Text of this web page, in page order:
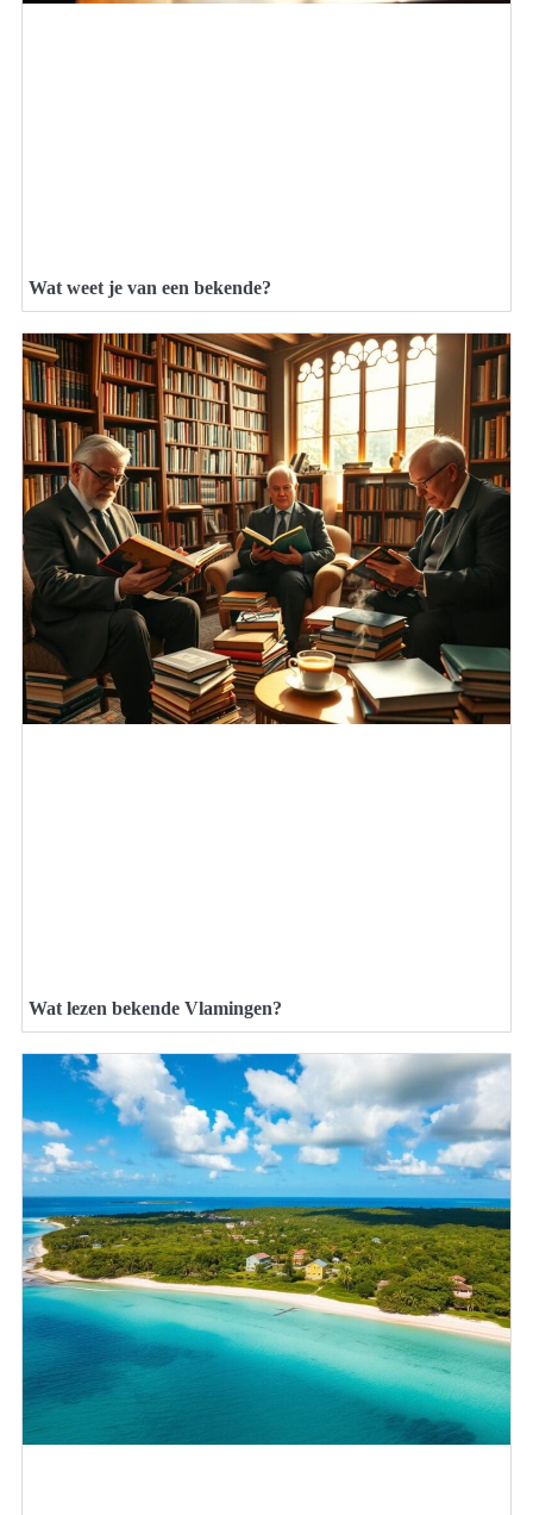
Wat weet je van een bekende?
Wat lezen bekende Vlamingen?